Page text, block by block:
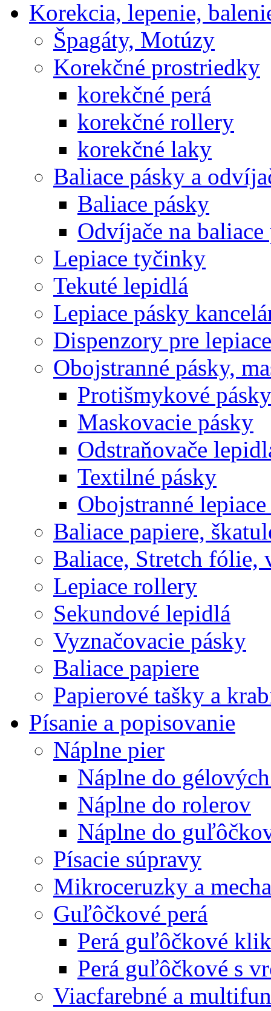
Korekcia, lepenie,
Špagáty, Motúzy
Korekčné prostriedky
korekčné perá
korekčné rollery
korekčné laky
Baliace pásky a
Baliace pásky
Odvíjače na baliace
Lepiace tyčinky
Tekuté lepidlá
Lepiace pásky
Dispenzory pre
Obojstranné pásky,
Protišmykové pásky
Maskovacie pásky
Odstraňovače
Textilné pásky
Obojstranné
Baliace papiere,
Baliace, Stretch fólie,
Lepiace rollery
Sekundové lepidlá
Vyznačovacie pásky
Baliace papiere
Papierové tašky a
Písanie a popisovanie
Náplne pier
Náplne do
Náplne do rolerov
Náplne do
Písacie súpravy
Mikroceruzky a
Guľôčkové perá
Perá guľôčkové
Perá guľôčkové s
Viacfarebné a